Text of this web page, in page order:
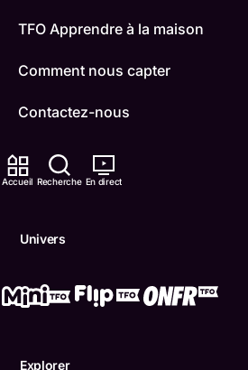
Accueil Recherche En direct
Univers
Explorer
TFO Apprendre à la maison
Comment nous capter
Contactez-nous
ONFR
Boukili
Confidentialité